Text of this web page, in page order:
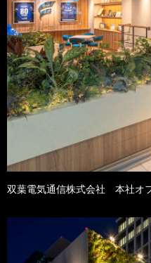
双葉電気通信株式会社 本社オ